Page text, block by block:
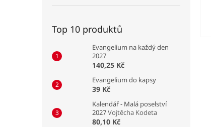
Top 10 produktů
Evangelium na každý den
2027
140,25 Kč
Evangelium do kapsy
39 Kč
Kalendář - Malá poselství
2027Vojtěcha Kodeta
80,10 Kč